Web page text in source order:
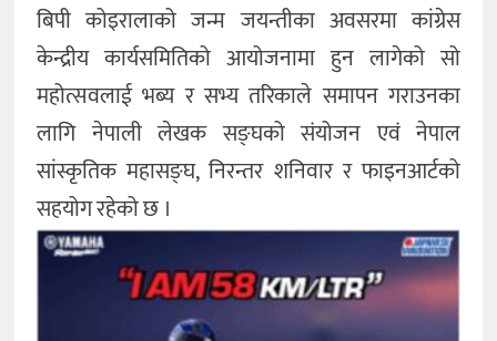
बिपी कोइरालाको जन्म जयन्तीका अवसरमा कांग्रेस
केन्द्रीय कार्यसमितिको आयोजनामा हुन लागेको सो
महोत्सवलाई भब्य र सभ्य तरिकाले समापन गराउनका
लागि नेपाली लेखक सङ्घको संयोजन एवं नेपाल
सांस्कृतिक महासङ्घ, निरन्तर शनिवार र फाइनआर्टको
सहयोग रहेको छ ।